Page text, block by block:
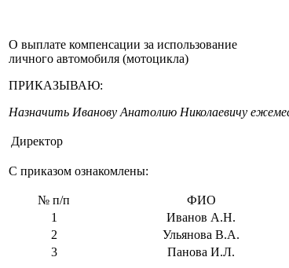
О выплате компенсации за использование
личного автомобиля (мотоцикла)
ПРИКАЗЫВАЮ:
Назначить Иванову Анатолию Николаевичу
Директор
С приказом ознакомлены:
№ п/п ФИО
1
Иванов А.Н.
2
Ульянова В.А.
3
Панова И.Л.